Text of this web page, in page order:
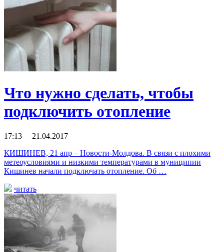
Что нужно сделать, чтобы
подключить отопление
17:13 21.04.2017
КИШИНЕВ, 21 апр – Новости-Молдова. В связи с плохими
метеоусловиями и низкими температурами в муниципии
Кишинев начали подключать отопление. Об …
читать